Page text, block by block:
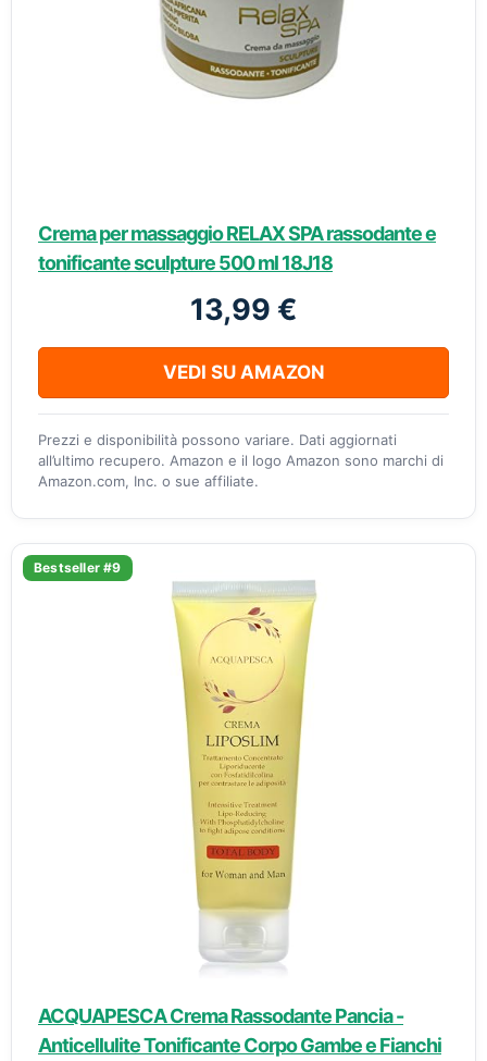
Crema per massaggio RELAX SPA rassodante e
tonificante sculpture 500 ml 18J18
13,99 €
VEDI SU AMAZON
Prezzi e disponibilità possono variare. Dati aggiornati
all’ultimo recupero. Amazon e il logo Amazon sono marchi di
Amazon.com, Inc. o sue affiliate.
Bestseller #9
ACQUAPESCA Crema Rassodante Pancia -
Anticellulite Tonificante Corpo Gambe e Fianchi